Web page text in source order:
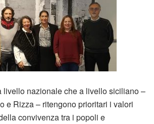
livello nazionale che a livello siciliano –
e Rizza – ritengono prioritari i valori
convivenza tra i popoli e